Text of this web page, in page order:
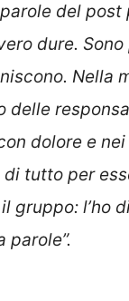
del
dure.
Nella
delle
dolore e
tutto per
gruppo: l’ho
parole”.